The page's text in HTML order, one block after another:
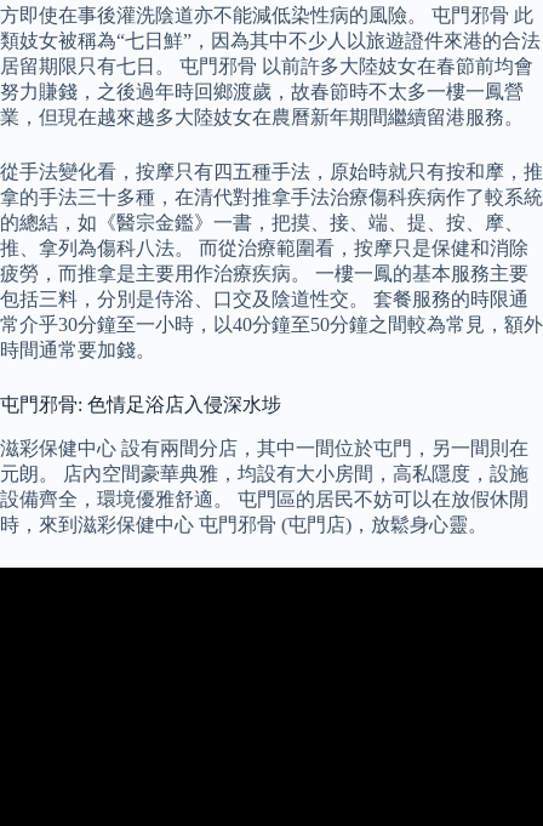
方即使在事後灌洗陰道亦不能減低染性病的風險。 屯門邪骨 此
類妓女被稱為“七日鮮”，因為其中不少人以旅遊證件來港的合法
居留期限只有七日。 屯門邪骨 以前許多大陸妓女在春節前均會
努力賺錢，之後過年時回鄉渡歲，故春節時不太多一樓一鳳營
業，但現在越來越多大陸妓女在農曆新年期間繼續留港服務。
從手法變化看，按摩只有四五種手法，原始時就只有按和摩，推
拿的手法三十多種，在清代對推拿手法治療傷科疾病作了較系統
的總結，如《醫宗金鑑》一書，把摸、接、端、提、按、摩、
推、拿列為傷科八法。 而從治療範圍看，按摩只是保健和消除
疲勞，而推拿是主要用作治療疾病。 一樓一鳳的基本服務主要
包括三料，分別是侍浴、口交及陰道性交。 套餐服務的時限通
常介乎30分鐘至一小時，以40分鐘至50分鐘之間較為常見，額外
時間通常要加錢。
屯門邪骨: 色情足浴店入侵深水埗
滋彩保健中心 設有兩間分店，其中一間位於屯門，另一間則在
元朗。 店內空間豪華典雅，均設有大小房間，高私隱度，設施
設備齊全，環境優雅舒適。 屯門區的居民不妨可以在放假休閒
時，來到滋彩保健中心 屯門邪骨 (屯門店)，放鬆身心靈。